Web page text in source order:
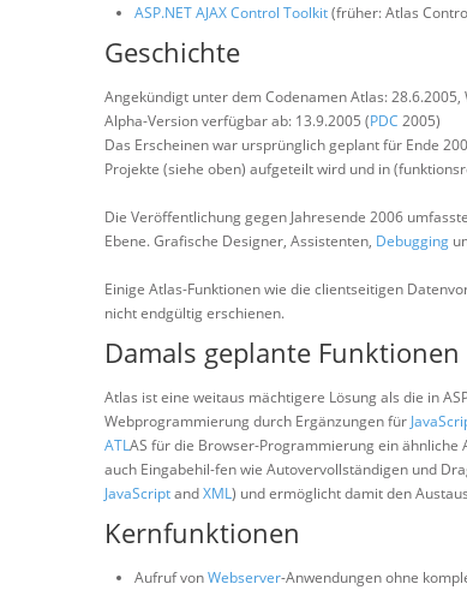
ASP.NET AJAX Control Toolkit(früher: Atlas
Geschichte
Angekündigt unter dem Codenamen Atlas: 28.6.2005,
Alpha-Version verfügbar ab: 13.9.2005 (PDC 2005)
Das Erscheinen war ursprünglich geplant für Ende
Projekte (siehe oben) aufgeteilt wird und in
Die Veröffentlichung gegen Jahresende 2006
Ebene. Grafische Designer, Assistenten, Debugging
Einige Atlas-Funktionen wie die clientseitigen
nicht endgültig erschienen.
Damals geplante
Atlas ist eine weitaus mächtigere Lösung als die in
Webprogrammierung durch Ergänzungen für
ATLAS für die Browser-Programmierung ein ähnliche
auch Eingabehil-fen wie Autovervollständigen und
JavaScriptandXML) und ermöglicht damit den
Kernfunktionen
Aufruf vonWebserver-Anwendungen ohne